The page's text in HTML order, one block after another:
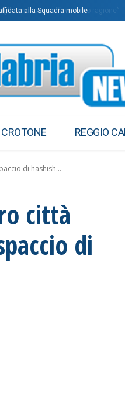
minoranza “avevamo ragione”
alla Squadra mobile
CROTONE REGGIO
di hashish...
città
di